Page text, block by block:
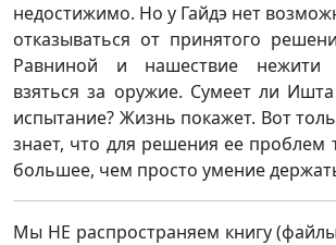
недостижимо. Но у Гайдэ нет
отказываться от принятого
Равниной и нашествие нежити
взяться за оружие. Сумеет ли
испытание? Жизнь покажет. Вот
знает, что для решения ее проблем
большее, чем просто умение
Мы НЕ распространяем книгу